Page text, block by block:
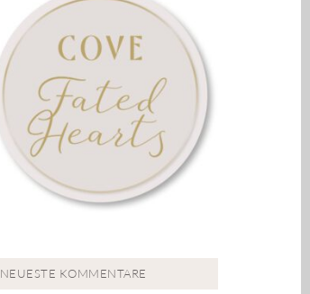
NEUESTE KOMMENTARE